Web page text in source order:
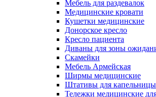
Мебель для раздевалок
Медицинские кровати
Кушетки медицинские
Донорское кресло
Кресло пациента
Диваны для зоны
Скамейки
Мебель Армейская
Ширмы медицинские
Штативы для капельницы
Тележки медицинские